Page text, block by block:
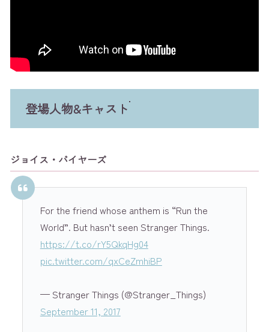
登場人物&キャスト
ジョイス・バイヤーズ
For the friend whose anthem is “Run the
World”. But hasn’t seen Stranger Things.
https://t.co/rY5QkqHg04
pic.twitter.com/qxCeZmhiBP
— Stranger Things (@Stranger_Things)
September 11, 2017